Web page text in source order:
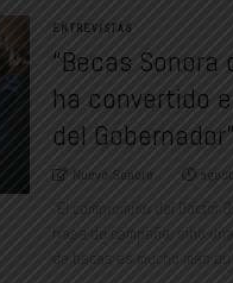
ENTREVISTAS
“Becas
ha convertido
del
Nuevo Sonora
“El compromiso del
frase de campaña, sino
de becas es mucho más qu